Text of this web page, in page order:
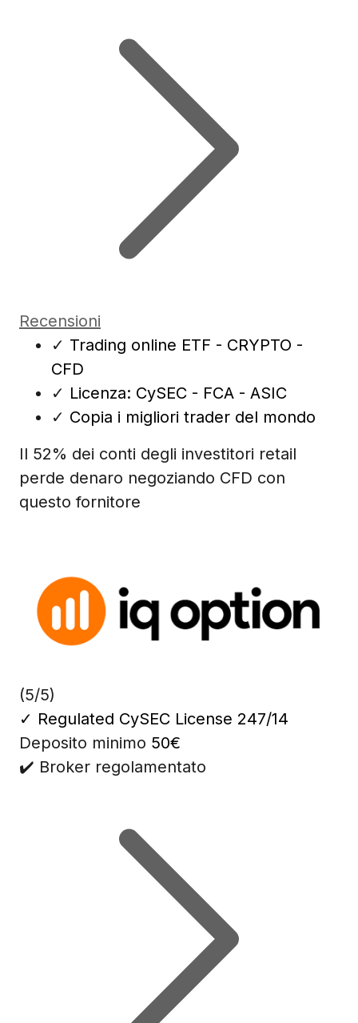
Recensioni
✓ Trading online ETF - CRYPTO -
CFD
✓ Licenza: CySEC - FCA - ASIC
✓ Copia i migliori trader del mondo
Il 52% dei conti degli investitori retail
perde denaro negoziando CFD con
questo fornitore
(5/5)
✓ Regulated CySEC License 247/14
Deposito minimo 50€
✔️ Broker regolamentato